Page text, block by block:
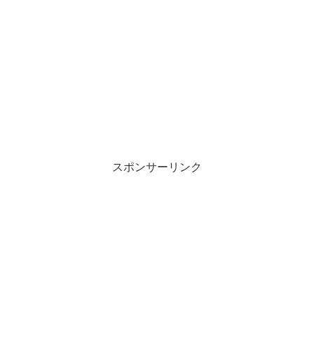
スポンサーリンク